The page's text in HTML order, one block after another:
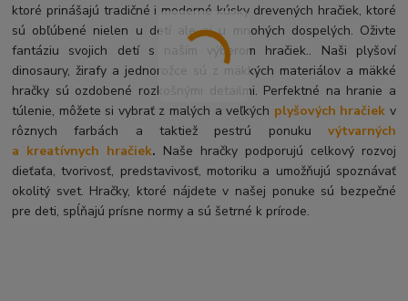
ktoré prinášajú tradičné i moderné kúsky drevených hračiek, ktoré
sú obľúbené nielen u detí ale aj u mnohých dospelých. Oživte
fantáziu svojich detí s naším výberom hračiek.. Naši plyšoví
dinosaury, žirafy a jednorožce sú z mäkkých materiálov a mäkké
hračky sú ozdobené rozkošnými detailmi. Perfektné na hranie a
túlenie, môžete si vybrať z malých a veľkých plyšových hračiek v
rôznych farbách a taktiež pestrú ponuku výtvarných
a kreatívnych hračiek. Naše hračky podporujú celkový rozvoj
dieťaťa, tvorivosť, predstavivosť, motoriku a umožňujú spoznávať
okolitý svet. Hračky, ktoré nájdete v našej ponuke sú bezpečné
pre deti, spĺňajú prísne normy a sú šetrné k prírode.